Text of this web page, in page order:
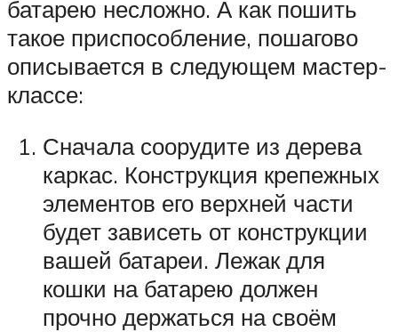
батарею несложно. А как пошить
такое приспособление, пошагово
описывается в следующем мастер-
классе:
Сначала соорудите из дерева
каркас. Конструкция крепежных
элементов его верхней части
будет зависеть от конструкции
вашей батареи. Лежак для
кошки на батарею должен
прочно держаться на своём